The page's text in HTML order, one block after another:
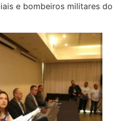
e bombeiros militares do